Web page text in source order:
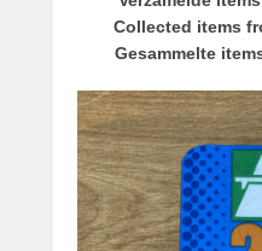
Collected items
Gesammelte